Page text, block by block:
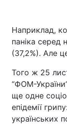
Наприклад,
паніка серед
(37,2%). Але
Того ж 25
“ФОМ-
ще одне
епідемії
українських